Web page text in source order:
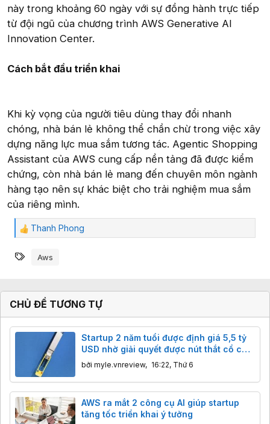
này trong khoảng 60 ngày với sự đồng hành trực tiếp
từ đội ngũ của chương trình AWS Generative AI
Innovation Center.
Cách bắt đầu triển khai
Khi kỳ vọng của người tiêu dùng thay đổi nhanh
chóng, nhà bán lẻ không thể chần chừ trong việc xây
dựng năng lực mua sắm tương tác. Agentic Shopping
Assistant của AWS cung cấp nền tảng đã được kiểm
chứng, còn nhà bán lẻ mang đến chuyên môn ngành
hàng tạo nên sự khác biệt cho trải nghiệm mua sắm
của riêng mình.
C
m
c
:
Thanh Phong
Từ khóa
Aws
CHỦ ĐỀ TƯƠNG TỰ
Startup 2 năm tuổi được định giá 5,5 tỷ
USD nhờ giải quyết được nút thắt cổ chai
của chip AI
bởi myle.vnreview, 16:22, Thứ 6
AWS ra mắt 2 công cụ AI giúp startup
tăng tốc triển khai ý tưởng